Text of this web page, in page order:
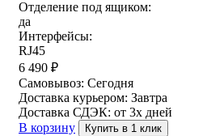
Отделение под ящиком:
да
Интерфейсы:
RJ45
6 490 ₽
Самовывоз: Сегодня
Доставка курьером: Завтра
Доставка СДЭК: от 3х дней
В корзину
Купить в 1 клик